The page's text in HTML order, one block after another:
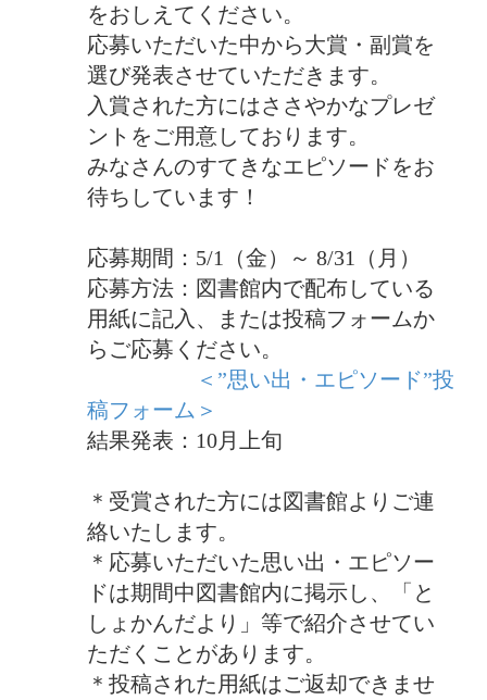
をおしえてください。
応募いただいた中から大賞・副賞を
選び発表させていただきます。
入賞された方にはささやかなプレゼ
ントをご用意しております。
みなさんのすてきなエピソードをお
待ちしています！
応募期間：5/1（金）～ 8/31（月）
応募方法：図書館内で配布している
用紙に記入、または投稿フォームか
らご応募ください。
＜”思い出・エピソード”投
稿フォーム＞
結果発表：10月上旬
＊受賞された方には図書館よりご連
絡いたします。
＊応募いただいた思い出・エピソー
ドは期間中図書館内に掲示し、「と
しょかんだより」等で紹介させてい
ただくことがあります。
＊投稿された用紙はご返却できませ